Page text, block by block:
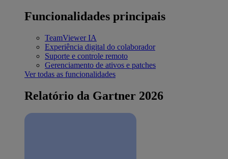
Funcionalidades principais
TeamViewer IA
Experiência digital do colaborador
Suporte e controle remoto
Gerenciamento de ativos e patches
Ver todas as funcionalidades
Relatório da Gartner 2026